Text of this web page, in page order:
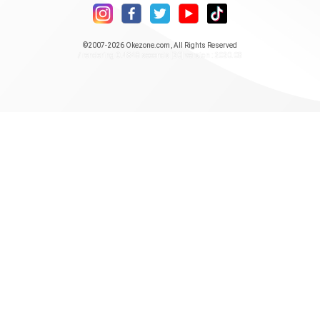
©2007-2026 Okezone.com , All Rights Reserved